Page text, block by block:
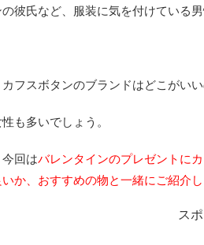
彼氏など、服装に気を付けている
フスボタンのブランドはどこがいい
も多いでしょう。
回はバレンタインのプレゼントに
か、おすすめの物と一緒にご紹介し
ス